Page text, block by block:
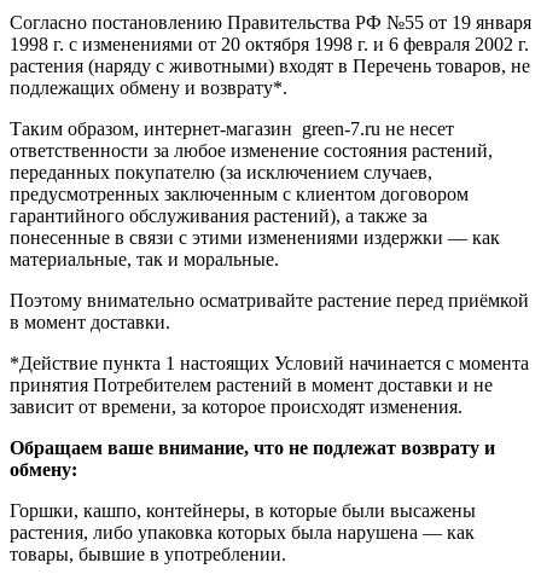
Согласно постановлению Правительства РФ №55 от 19 января
1998 г. с изменениями от 20 октября 1998 г. и 6 февраля 2002 г.
растения (наряду с животными) входят в Перечень товаров, не
подлежащих обмену и возврату*.
Таким образом, интернет-магазин green-7.ru не несет
ответственности за любое изменение состояния растений,
переданных покупателю (за исключением случаев,
предусмотренных заключенным с клиентом договором
гарантийного обслуживания растений), а также за
понесенные в связи с этими изменениями издержки — как
материальные, так и моральные.
Поэтому внимательно осматривайте растение перед приёмкой
в момент доставки.
*Действие пункта 1 настоящих Условий начинается с момента
принятия Потребителем растений в момент доставки и не
зависит от времени, за которое происходят изменения.
Обращаем ваше внимание, что не подлежат возврату и
обмену:
Горшки, кашпо, контейнеры, в которые были высажены
растения, либо упаковка которых была нарушена — как
товары, бывшие в употреблении.